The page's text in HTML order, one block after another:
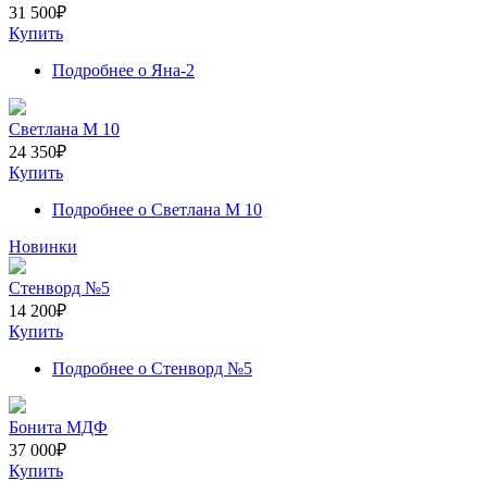
31 500₽
Купить
Подробнее о Яна-2
Светлана M 10
24 350₽
Купить
Подробнее о Светлана M 10
Новинки
Стенворд №5
14 200₽
Купить
Подробнее о Стенворд №5
Бонита МДФ
37 000₽
Купить